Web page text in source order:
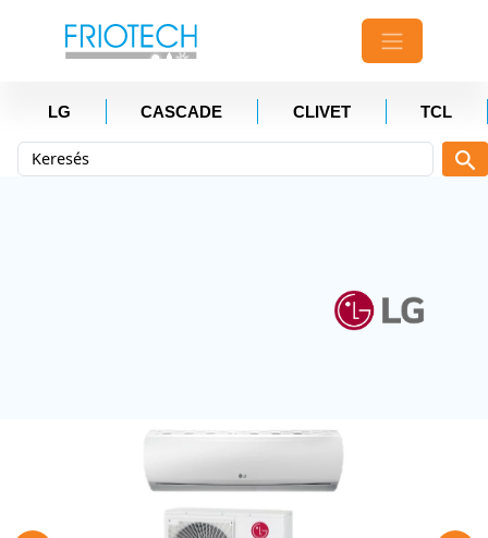
LG CASCADE CLIVET TCL